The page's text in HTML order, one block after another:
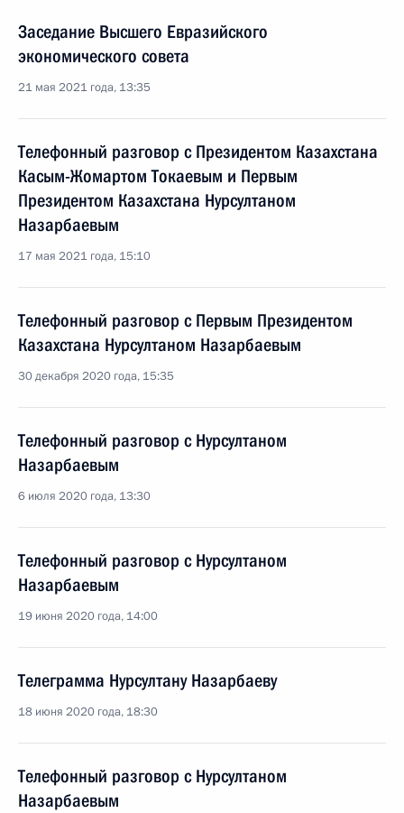
Заседание Высшего Евразийского
экономического совета
21 мая 2021 года, 13:35
Телефонный разговор с Президентом Казахстана
Касым-Жомартом Токаевым и Первым
Президентом Казахстана Нурсултаном
Назарбаевым
17 мая 2021 года, 15:10
Телефонный разговор с Первым Президентом
Казахстана Нурсултаном Назарбаевым
30 декабря 2020 года, 15:35
Телефонный разговор с Нурсултаном
Назарбаевым
6 июля 2020 года, 13:30
Телефонный разговор с Нурсултаном
Назарбаевым
19 июня 2020 года, 14:00
Телеграмма Нурсултану Назарбаеву
18 июня 2020 года, 18:30
Телефонный разговор с Нурсултаном
Назарбаевым